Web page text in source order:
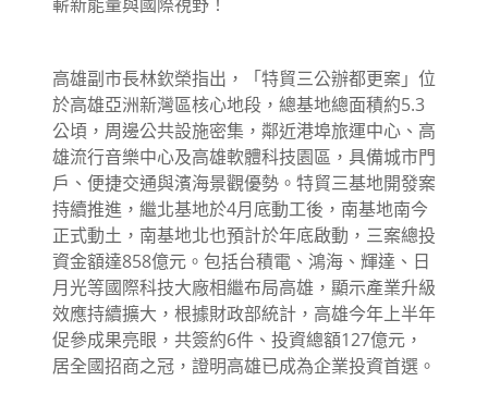
高雄副市長林欽榮指出，「特貿三公辦都更案」位
於高雄亞洲新灣區核心地段，總基地總面積約5.3
公頃，周邊公共設施密集，鄰近港埠旅運中心、高
雄流行音樂中心及高雄軟體科技園區，具備城市門
戶、便捷交通與濱海景觀優勢。特貿三基地開發案
持續推進，繼北基地於4月底動工後，南基地南今
正式動土，南基地北也預計於年底啟動，三案總投
資金額達858億元。包括台積電、鴻海、輝達、日
月光等國際科技大廠相繼布局高雄，顯示產業升級
效應持續擴大，根據財政部統計，高雄今年上半年
促參成果亮眼，共簽約6件、投資總額127億元，
居全國招商之冠，證明高雄已成為企業投資首選。